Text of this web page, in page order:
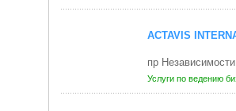
ACTAVIS
пр
Услуги по ведению